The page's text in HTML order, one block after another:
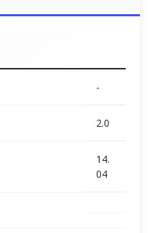
-
2.0
14.
04